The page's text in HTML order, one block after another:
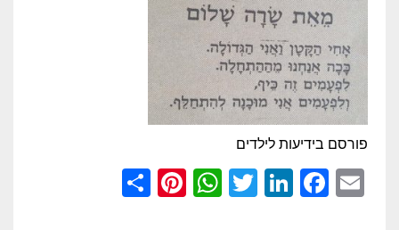
פורסם בידיעות לילדים
Email
Facebook
LinkedIn
Twitter
WhatsApp
Pinterest